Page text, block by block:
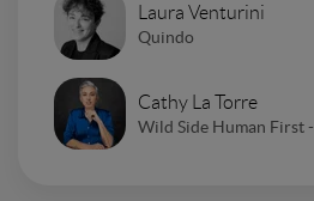
Laura Venturini
Quindo
Cathy La Torre
Wild Side Human First